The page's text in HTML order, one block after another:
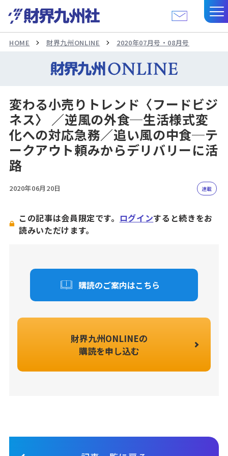
HOME 財界九州ONLINE 2020年07月号・08月号
変わる小売りトレンド〈フードビジ
ネス〉 ／逆風の外食─生活様式変
化への対応急務／追い風の中食─テ
ークアウト頼みからデリバリーに活
路
2020年06月20日 連載
この記事は会員限定です。 ログインすると続きをお
読みいただけます。
購読のご案内はこちら
財界九州ONLINEの
購読を申し込む